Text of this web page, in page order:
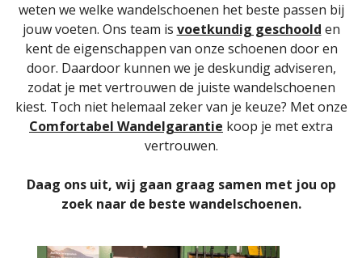
weten we welke wandelschoenen het beste passen bij
jouw voeten. Ons team is voetkundig geschoold en
kent de eigenschappen van onze schoenen door en
door. Daardoor kunnen we je deskundig adviseren,
zodat je met vertrouwen de juiste wandelschoenen
kiest. Toch niet helemaal zeker van je keuze? Met onze
Comfortabel Wandelgarantie koop je met extra
vertrouwen.
Daag ons uit, wij gaan graag samen met jou op
zoek naar de beste wandelschoenen.